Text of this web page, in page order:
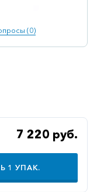
(0)
7 220 руб.
1 УПАК.